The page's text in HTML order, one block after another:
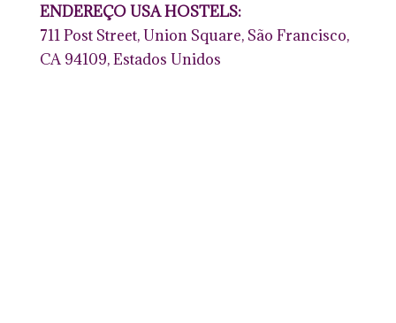
ENDEREÇO USA HOSTELS:
711 Post Street, Union Square, São Francisco,
CA 94109, Estados Unidos